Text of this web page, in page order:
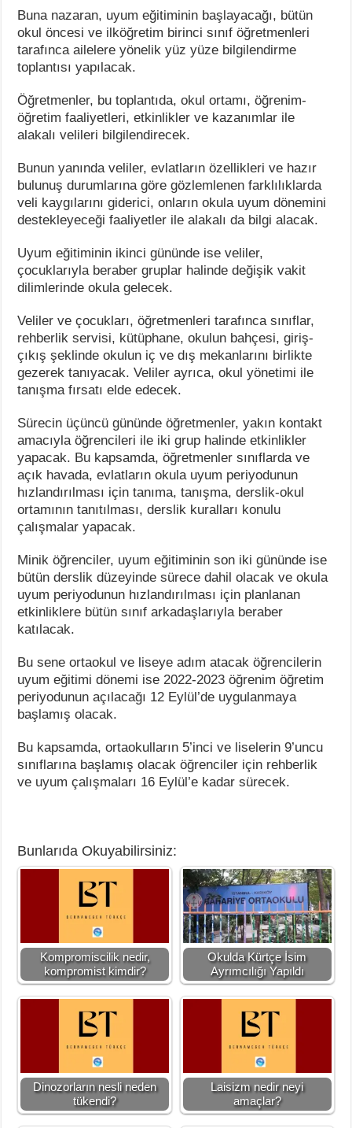
Buna nazaran, uyum eğitiminin başlayacağı, bütün
okul öncesi ve ilköğretim birinci sınıf öğretmenleri
tarafınca ailelere yönelik yüz yüze bilgilendirme
toplantısı yapılacak.
Öğretmenler, bu toplantıda, okul ortamı, öğrenim-
öğretim faaliyetleri, etkinlikler ve kazanımlar ile
alakalı velileri bilgilendirecek.
Bunun yanında veliler, evlatların özellikleri ve hazır
bulunuş durumlarına göre gözlemlenen farklılıklarda
veli kaygılarını giderici, onların okula uyum dönemini
destekleyeceği faaliyetler ile alakalı da bilgi alacak.
Uyum eğitiminin ikinci gününde ise veliler,
çocuklarıyla beraber gruplar halinde değişik vakit
dilimlerinde okula gelecek.
Veliler ve çocukları, öğretmenleri tarafınca sınıflar,
rehberlik servisi, kütüphane, okulun bahçesi, giriş-
çıkış şeklinde okulun iç ve dış mekanlarını birlikte
gezerek tanıyacak. Veliler ayrıca, okul yönetimi ile
tanışma fırsatı elde edecek.
Sürecin üçüncü gününde öğretmenler, yakın kontakt
amacıyla öğrencileri ile iki grup halinde etkinlikler
yapacak. Bu kapsamda, öğretmenler sınıflarda ve
açık havada, evlatların okula uyum periyodunun
hızlandırılması için tanıma, tanışma, derslik-okul
ortamının tanıtılması, derslik kuralları konulu
çalışmalar yapacak.
Minik öğrenciler, uyum eğitiminin son iki gününde ise
bütün derslik düzeyinde sürece dahil olacak ve okula
uyum periyodunun hızlandırılması için planlanan
etkinliklere bütün sınıf arkadaşlarıyla beraber
katılacak.
Bu sene ortaokul ve liseye adım atacak öğrencilerin
uyum eğitimi dönemi ise 2022-2023 öğrenim öğretim
periyodunun açılacağı 12 Eylül’de uygulanmaya
başlamış olacak.
Bu kapsamda, ortaokulların 5’inci ve liselerin 9’uncu
sınıflarına başlamış olacak öğrenciler için rehberlik
ve uyum çalışmaları 16 Eylül’e kadar sürecek.
Bunlarıda Okuyabilirsiniz:
Kompromiscilik nedir,
kompromist kimdir?
Okulda Kürtçe İsim
Ayrımcılığı Yapıldı
Dinozorların nesli neden
tükendi?
Laisizm nedir neyi
amaçlar?